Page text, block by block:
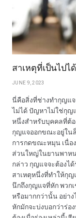
สาเหตุที่เป็นไป
JUNE 9, 2023
นี่คือสิ่งที่ช่างทำกุญแ
ไม่ได้ ปัญหาไม่ใช่กุญ
หนึ่งสำหรับบุคคลที่ต้
กุญแจออกขณะอยู่ใน
การกดขณะหมุน เนื่อ
ส่วนใหญ่ในยานพาห
กล่าว กุญแจจะต้องไ
สาเหตุหนึ่งที่ทำให้กุ
นึกถึงกุญแจที่หัก พวก
หรือมากกว่านั้น อย่า
หักมักจะบ่งบอกว่าร่อ